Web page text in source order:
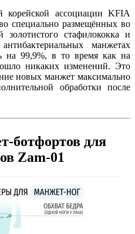
корейской ассоциации KFIA
специально размещённых во
золотистого стафилококка и
манжетах
на 99,9%, в то время как на
никаких изменений. Это
новых манжет максимально
обработки после
ботфортов для
Zam-01